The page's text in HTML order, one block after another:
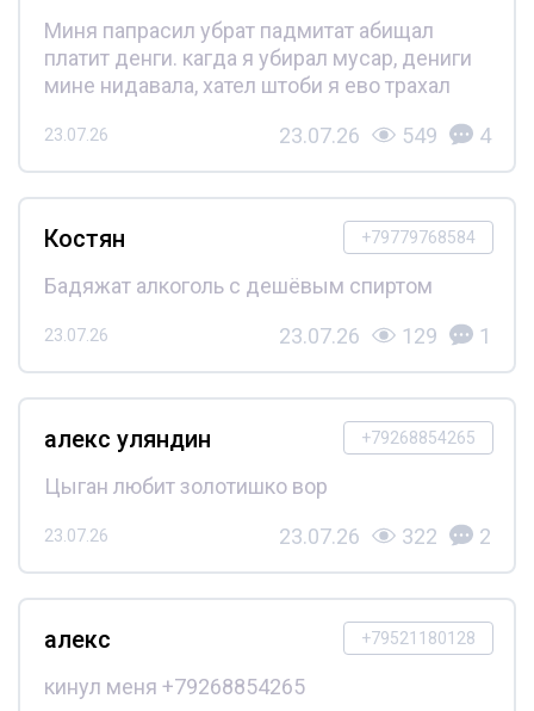
Миня папрасил убрат падмитат абищал
платит денги. кагда я убирал мусар, дениги
мине нидавала, хател штоби я ево трахал
23.07.26 23.07.26 549 4
+79779768584
Костян
Бадяжат алкоголь с дешёвым спиртом
23.07.26 23.07.26 129 1
+79268854265
алекс уляндин
Цыган любит золотишко вор
23.07.26 23.07.26 322 2
+79521180128
алекс
кинул меня +79268854265